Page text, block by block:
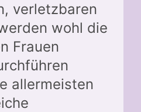
verletzbaren
wohl die
Frauen
allermeisten